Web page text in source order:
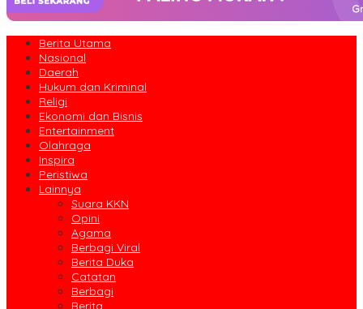
Berita Utama
Nasional
Daerah
Hukum dan Kriminal
Religi
Ekonomi dan Bisnis
Entertainment
Olahraga
Inspira
Peristiwa
Lainnya
Suara KKN
Opini
Agama
Berbagi Viral
Berita Duka
Catatan
Berbagi
Berita